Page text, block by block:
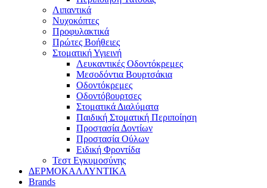
Λιπαντικά
Νυχοκόπτες
Προφυλακτικά
Πρώτες Βοήθειες
Στοματική Υγιεινή
Λευκαντικές Οδοντόκρεμες
Μεσοδόντια Βουρτσάκια
Οδοντόκρεμες
Οδοντόβουρτσες
Στοματικά Διαλύματα
Παιδική Στοματική Περιποίηση
Προστασία Δοντίων
Προστασία Ούλων
Ειδική Φροντίδα
Τεστ Εγκυμοσύνης
ΔΕΡΜΟΚΑΛΛΥΝΤΙΚΑ
Brands